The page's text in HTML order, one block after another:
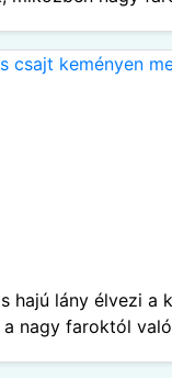
hajú lány élvezi a
nagy faroktól